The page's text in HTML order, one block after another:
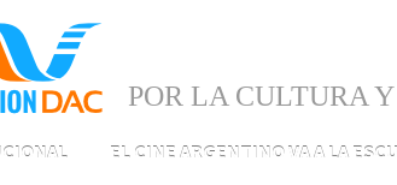
POR LA CULTURA
EL CINE ARGENTINO VA A LA